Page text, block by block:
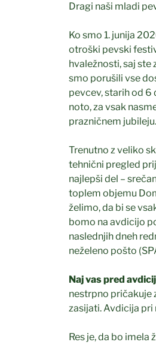
Dragi naši mladi
Ko smo 1. junija
otroški pevski
hvaležnosti, saj ste
smo porušili vse
pevcev, starih od 6
noto, za vsak
prazničnem jubileju.
Trenutno z veliko
tehnični pregled
najlepši del –
toplem objemu
želimo, da bi se
bomo na avdicijo
naslednjih dneh
neželeno pošto
Naj vas pred
nestrpno pričakuje
zasijati. Avdicija pri
Res je, da bo imela